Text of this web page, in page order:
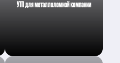
УТП для металлоломной компании